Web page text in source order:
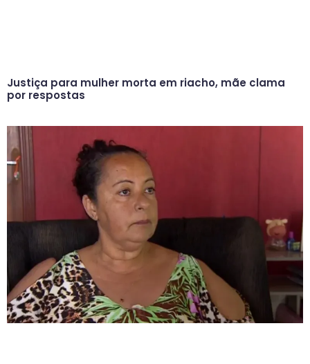
Justiça para mulher morta em riacho, mãe clama
por respostas